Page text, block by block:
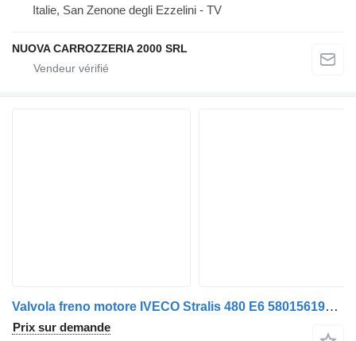
Italie, San Zenone degli Ezzelini - TV
NUOVA CARROZZERIA 2000 SRL
Valvola freno motore IVECO Stralis 480 E6 5801561933 pour camion
Prix sur demande